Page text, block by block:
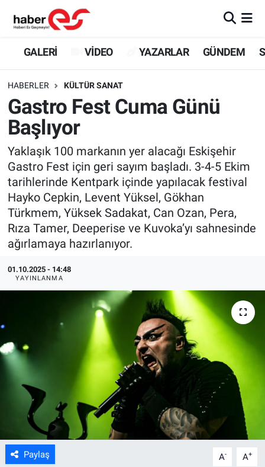
GALERİ VİDEO YAZARLAR GÜNDEM
HABERLER KÜLTÜR SANAT
Gastro Fest Cuma Günü
Başlıyor
Yaklaşık 100 markanın yer alacağı Eskişehir
Gastro Fest için geri sayım başladı. 3-4-5 Ekim
tarihlerinde Kentpark içinde yapılacak festival
Hayko Cepkin, Levent Yüksel, Gökhan
Türkmem, Yüksek Sadakat, Can Ozan, Pera,
Rıza Tamer, Deeperise ve Kuvoka’yı sahnesinde
ağırlamaya hazırlanıyor.
01.10.2025 - 14:48
YAYINLANMA
Paylaş A- A+
GALERİ
YAZARLAR
GÜNDEM
SİYASET
TEKNOLOJİ
EKONOMİ
Eskişehir Nöbetçi Eczaneler
Eskişehir Trafik Yoğunluk Haritası
Süper Lig Puan Durumu ve Fikstür
Tüm Manşetler
Son Dakika Haberleri
Haber Arşivi